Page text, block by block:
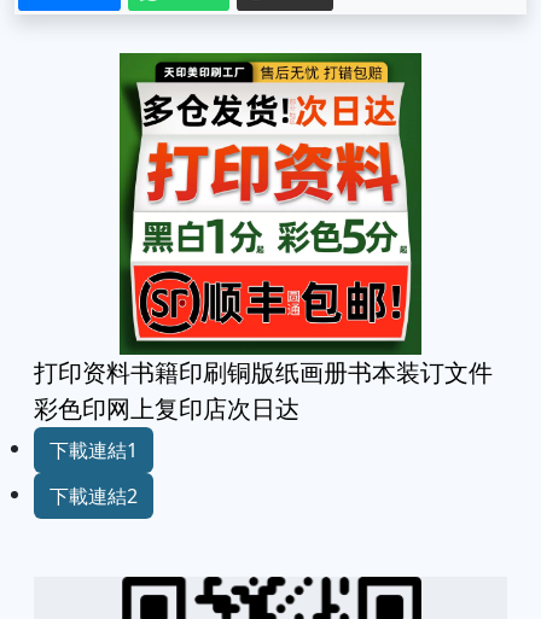
打印资料书籍印刷铜版纸画册书本装订文件
彩色印网上复印店次日达
下載連結1
下載連結2